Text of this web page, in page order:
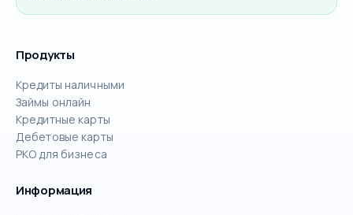
Продукты
Кредиты наличными
Займы онлайн
Кредитные карты
Дебетовые карты
РКО для бизнеса
Информация